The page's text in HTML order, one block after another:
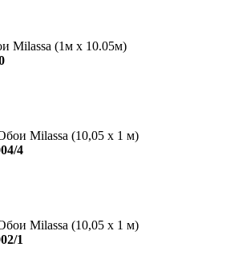
Milassa (1м х 10.05м)
Milassa (10,05 х 1 м)
4
Milassa (10,05 х 1 м)
1